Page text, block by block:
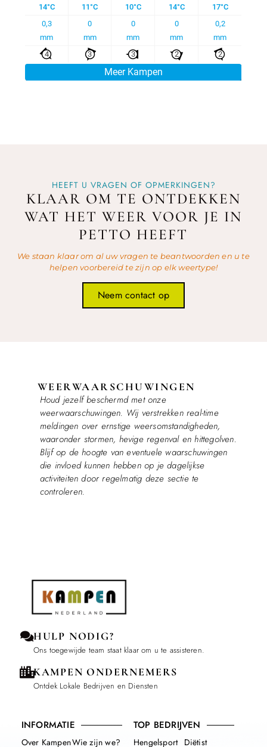
HEEFT U VRAGEN OF OPMERKINGEN?
KLAAR OM TE ONTDEKKEN
WAT HET WEER VOOR JE IN
PETTO HEEFT
We staan klaar om al uw vragen te beantwoorden en u te
helpen voorbereid te zijn op elk weertype!
Neem contact op
WEERWAARSCHUWINGEN
Houd jezelf beschermd met onze
weerwaarschuwingen. Wij verstrekken real-time
meldingen over ernstige weersomstandigheden,
waaronder stormen, hevige regenval en hittegolven.
Blijf op de hoogte van eventuele waarschuwingen
die invloed kunnen hebben op je dagelijkse
activiteiten door regelmatig deze sectie te
controleren.
HULP NODIG?
Ons toegewijde team staat klaar om u te assisteren.
KAMPEN ONDERNEMERS
Ontdek Lokale Bedrijven en Diensten
INFORMATIE
Over KampenWie zijn we?
TOP BEDRIJVEN
Hengelsport Diëtist